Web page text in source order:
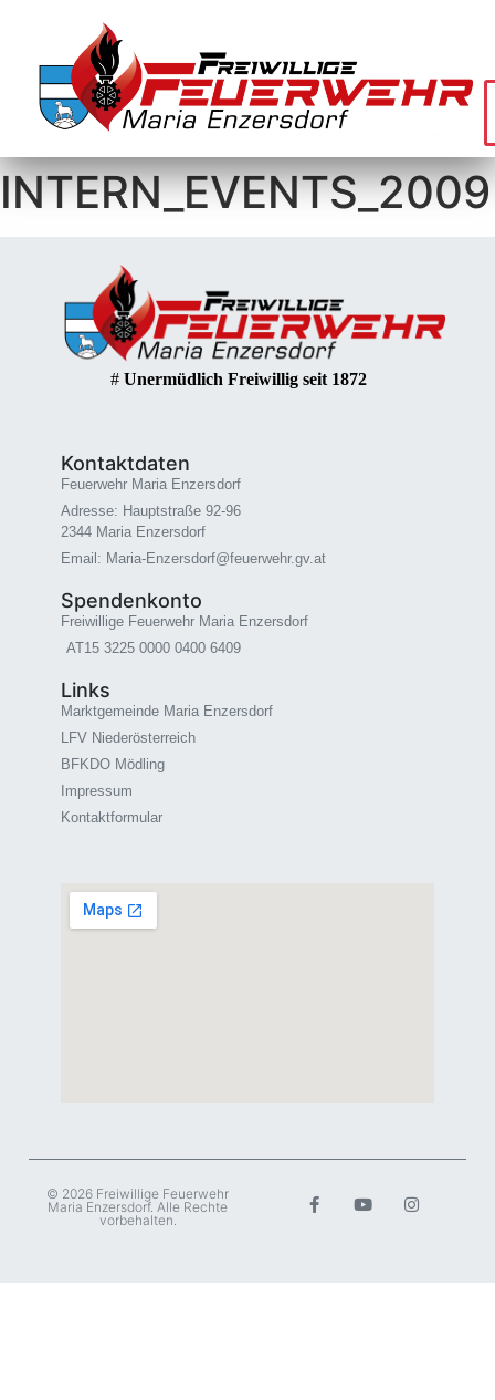
INTERN_EVENTS_2009
# Unermüdlich Freiwillig seit 1872
Kontaktdaten
Feuerwehr Maria Enzersdorf
Adresse: Hauptstraße 92-96
2344 Maria Enzersdorf
Email: Maria-Enzersdorf@feuerwehr.gv.at
Spendenkonto
Freiwillige Feuerwehr Maria Enzersdorf
AT15 3225 0000 0400 6409
Links
Marktgemeinde Maria Enzersdorf
LFV Niederösterreich
BFKDO Mödling
Impressum
Kontaktformular
© 2026 Freiwillige Feuerwehr
Maria Enzersdorf. Alle Rechte
vorbehalten.